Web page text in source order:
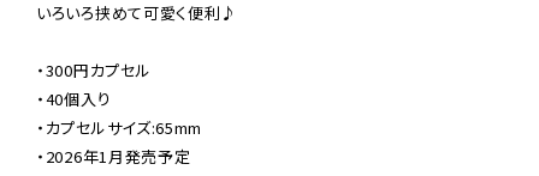
いろいろ挟めて可愛く便利♪
・300円カプセル
・40個入り
・カプセルサイズ:65mm
・2026年1月発売予定